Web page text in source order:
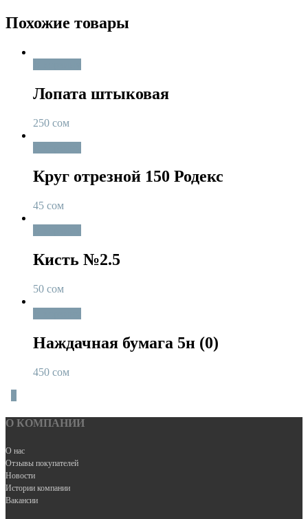
Похожие товары
Лопата штыковая
250 сом
Круг отрезной 150 Родекс
45 сом
Кисть №2.5
50 сом
Наждачная бумага 5н (0)
450 сом
О КОМПАНИИ
О нас
Отзывы покупателей
Новости
Истории компании
Вакансии